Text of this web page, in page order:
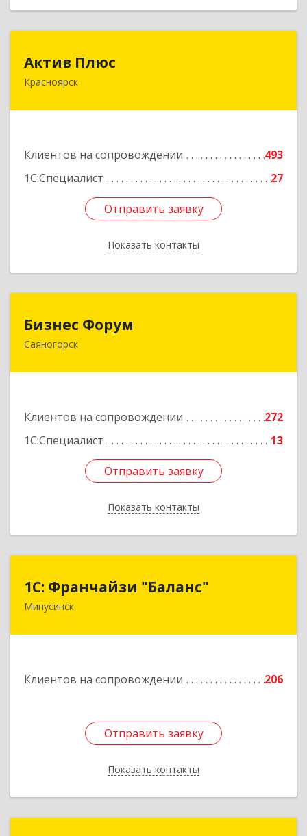
Актив Плюс
Красноярск
Клиентов на сопровождении
493
1С:Специалист
27
Отправить заявку
Показать контакты
660017, Красноярский край, Красноярск г,
Отправить заявку
Назад
Бизнес Форум
Саяногорск
Клиентов на сопровождении
272
1С:Специалист
13
Отправить заявку
Показать контакты
655603, Хакасия Респ, Саяногорск г, Советский
Отправить заявку
Назад
1С: Франчайзи "Баланс"
Минусинск
Клиентов на сопровождении 206
Отправить заявку
Показать контакты
1С: Франчайзи "Баланс"
662610, Красноярский край, Минусинск г,
Отправить заявку
Назад